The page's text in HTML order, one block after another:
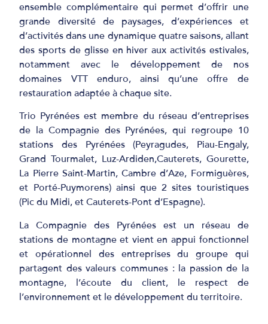
ensemble complémentaire qui permet d’offrir une
grande diversité de paysages, d’expériences et
d’activités dans une dynamique quatre saisons, allant
des sports de glisse en hiver aux activités estivales,
notamment avec le développement de nos
domaines VTT enduro, ainsi qu’une offre de
restauration adaptée à chaque site.
Trio Pyrénées est membre du réseau d’entreprises
de la Compagnie des Pyrénées, qui regroupe 10
stations des Pyrénées (Peyragudes, Piau-Engaly,
Grand Tourmalet, Luz-Ardiden,Cauterets, Gourette,
La Pierre Saint-Martin, Cambre d’Aze, Formiguères,
et Porté-Puymorens) ainsi que 2 sites touristiques
(Pic du Midi, et Cauterets-Pont d’Espagne).
La Compagnie des Pyrénées est un réseau de
stations de montagne et vient en appui fonctionnel
et opérationnel des entreprises du groupe qui
partagent des valeurs communes : la passion de la
montagne, l’écoute du client, le respect de
l’environnement et le développement du territoire.